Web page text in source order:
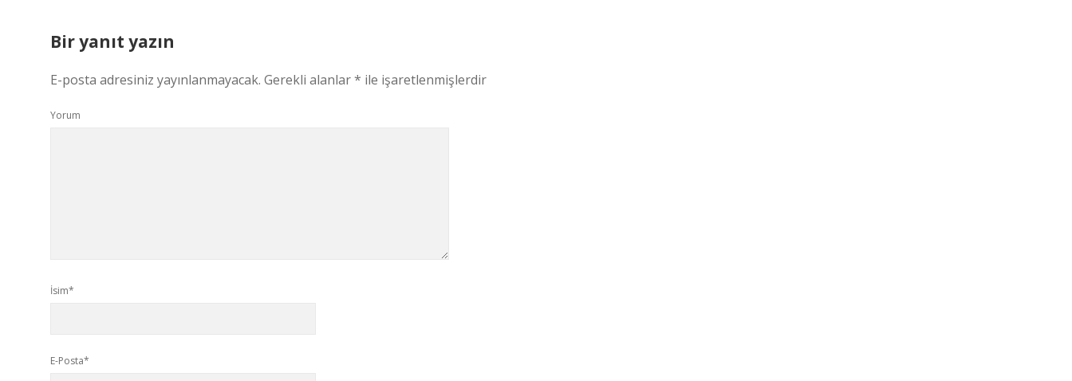
Bir yanıt yazın
E-posta adresiniz yayınlanmayacak. Gerekli alanlar* ile işaretlenmişlerdir
Yorum
İsim*
E-Posta*